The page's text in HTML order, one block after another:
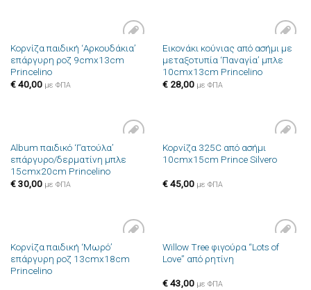
Πρόσθήκη
στην λίστα
Κορνίζα παιδική ‘Αρκουδάκια’
επάργυρη ροζ 9cmx13cm
Princelino
€40,00 με ΦΠΑ
Πρόσθήκη
στην λίστα
επιθυμιών
Εικονάκι κούνιας από ασήμι με
μεταξοτυπία ‘Παναγία’ μπλε
10cmx13cm Princelino
€28,00 με ΦΠΑ
Πρόσθήκη
στην λίστα
επιθυμιών
Album παιδικό ‘Γατούλα’
επάργυρο/δερματίνη μπλε
15cmx20cm Princelino
€30,00 με ΦΠΑ
Πρόσθήκη
στην λίστα
Κορνίζα 325C από ασήμι
10cmx15cm Prince Silvero
€45,00 με ΦΠΑ
Πρόσθήκη
στην λίστα
Κορνίζα παιδική ‘Μωρό’
επάργυρη ροζ 13cmx18cm
Princelino
Πρόσθήκη
Willow Tree φιγούρα “Lots of
Love” από ρητίνη
€43,00 με ΦΠΑ